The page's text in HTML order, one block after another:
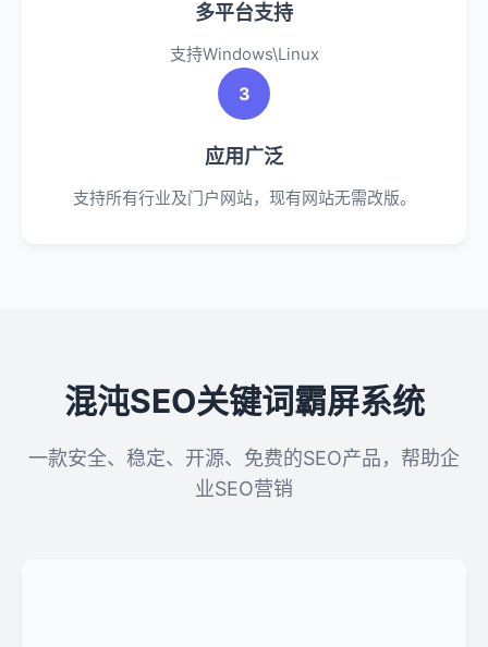
多平台支持
支持Windows\Linux
3
应用广泛
支持所有行业及门户网站，现有网站无需改版。
混沌SEO关键词霸屏系统
一款安全、稳定、开源、免费的SEO产品，帮助企
业SEO营销